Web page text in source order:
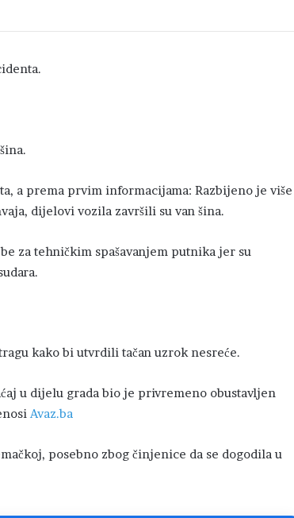
a prema prvim informacijama: Razbijeno je više
dijelovi vozila završili su van šina.
za tehničkim spašavanjem putnika jer su
kako bi utvrdili tačan uzrok nesreće.
u dijelu grada bio je privremeno obustavljen
Avaz.ba
posebno zbog činjenice da se dogodila u